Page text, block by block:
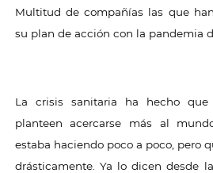
Multitud de compañías las que
su plan de acción con la pandemia
La crisis sanitaria ha hecho que
planteen acercarse más al
estaba haciendo poco a poco, pero
drásticamente. Ya lo dicen desde